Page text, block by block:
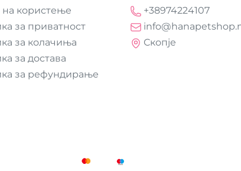
на користење
за приватност
за колачиња
за достава
за рефундирање
+38974224107
Скопје